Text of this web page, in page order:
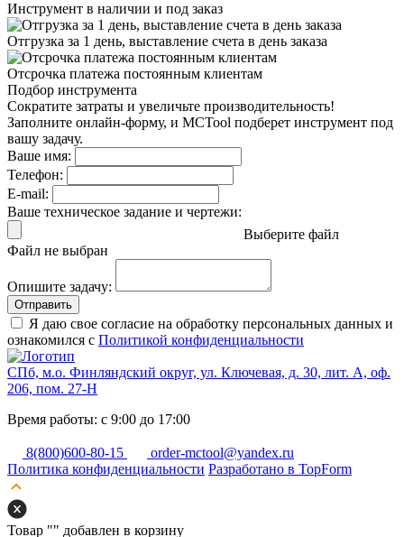
Инструмент в наличии и под заказ
Отгрузка за 1 день, выставление счета в день заказа
Отсрочка платежа постоянным клиентам
Подбор инструмента
Сократите затраты и увеличьте производительность!
Заполните онлайн-форму, и MCTool подберет инструмент под
вашу задачу.
Ваше имя:
Телефон:
E-mail:
Ваше техническое задание и чертежи:
Выберите файл
Файл не выбран
Опишите задачу:
Отправить
Я даю свое согласие на обработку персональных данных и
ознакомился с Политикой конфиденциальности
СПб, м.о. Финляндский округ, ул. Ключевая, д. 30, лит. А, оф.
206, пом. 27-Н
Время работы: с 9:00 до 17:00
8(800)600-80-15
order-mctool@yandex.ru
Политика конфиденциальности Разработано в TopForm
Товар "" добавлен в корзину